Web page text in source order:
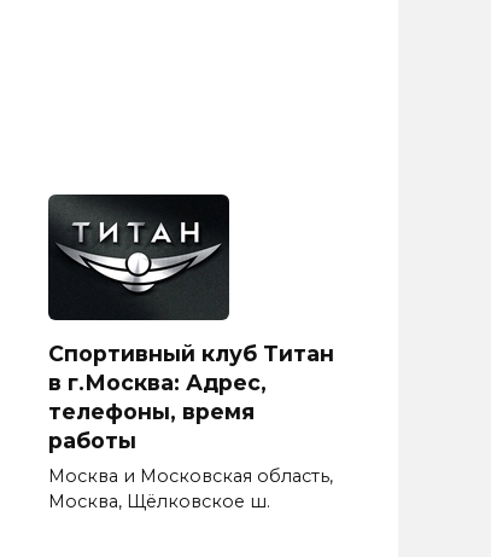
Спортивный клуб Титан
в г.Москва: Адрес,
телефоны, время
работы
Москва и Московская область,
Москва, Щёлковское ш.